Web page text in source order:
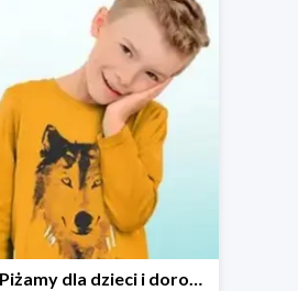
Dzisiaj! Piżamy dla dzieci i dorosłych -50%